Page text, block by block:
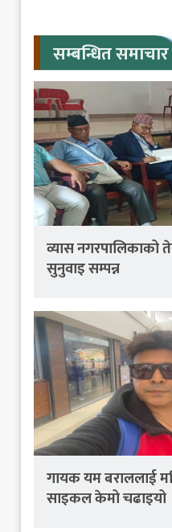
सम्बन्धित समाचार
व्यास नगरपालिकाको
सुनुवाइ सम्पन्न
गायक यम बराललाई
साइकल केमो चढाइयो